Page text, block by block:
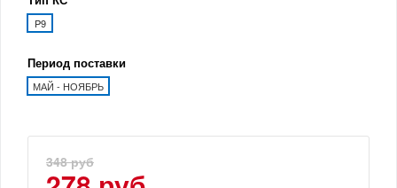
P9
Период поставки
МАЙ - НОЯБРЬ
348 руб